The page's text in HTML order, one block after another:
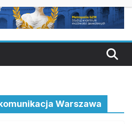
Warszawa